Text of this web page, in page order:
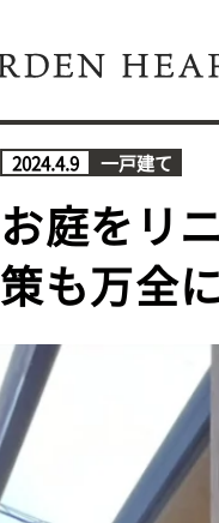
2024.4.9 一戸建て
お庭をリ
策も万全